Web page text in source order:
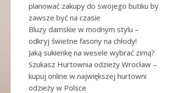
planować zakupy do swojego butiku by
zawsze być na czasie
Bluzy damskie w modnym stylu –
odkryj świetne fasony na chłody!
Jaką sukienkę na wesele wybrać zimą?
Szukasz Hurtownia odzieży Wrocław –
kupuj online w największej hurtowni
odzieży w Polsce